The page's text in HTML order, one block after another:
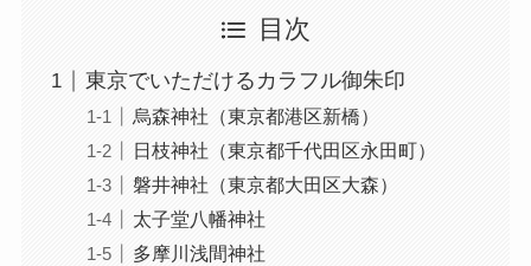
目次
東京でいただけるカラフル御朱印
烏森神社（東京都港区新橋）
日枝神社（東京都千代田区永田町）
磐井神社（東京都大田区大森）
太子堂八幡神社
多摩川浅間神社